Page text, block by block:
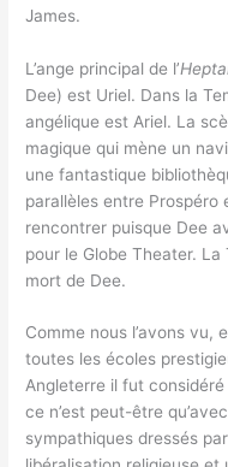
James.
L’ange principal de l’
Dee) est Uriel. Dans la
angélique est Ariel. La
magique qui mène un
une fantastique
parallèles entre Prospéro
rencontrer puisque Dee
pour le Globe Theater.
mort de Dee.
Comme nous l’avons vu,
toutes les écoles
Angleterre il fut
ce n’est peut-être
sympathiques dressés